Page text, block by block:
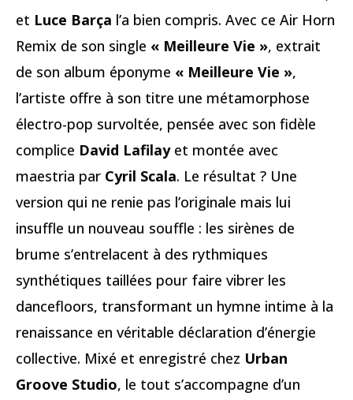
et Luce Barça l’a bien compris. Avec ce Air Horn
Remix de son single « Meilleure Vie », extrait
de son album éponyme « Meilleure Vie »,
l’artiste offre à son titre une métamorphose
électro-pop survoltée, pensée avec son fidèle
complice David Lafilayet montée avec
maestria par Cyril Scala. Le résultat ? Une
version qui ne renie pas l’originale mais lui
insuffle un nouveau souffle : les sirènes de
brume s’entrelacent à des rythmiques
synthétiques taillées pour faire vibrer les
dancefloors, transformant un hymne intime à la
renaissance en véritable déclaration d’énergie
collective. Mixé et enregistré chez Urban
Groove Studio, le tout s’accompagne d’un